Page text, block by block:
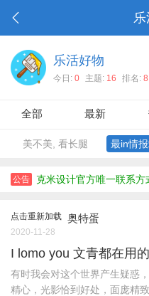
乐
乐活好物
今日: 0 主题: 16 排名: 8
全部 最新
美不美, 看长腿 最in情
公告 克米设计官方唯一联系方
点击重新加载 奥特蛋
2020-11-28
I lomo you 文青都在用
有时我会对这个世界产生疑惑
精心，光影恰到好处，面庞精致